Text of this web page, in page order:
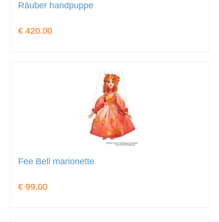
Räuber handpuppe
€ 420.00
Fee Bell marionette
€ 99.00